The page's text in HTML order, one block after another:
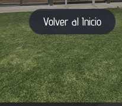
Volver al Inicio